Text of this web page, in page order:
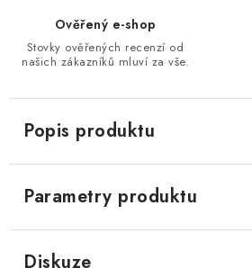
Ověřený e-shop
Stovky ověřených recenzí od
našich zákazníků mluví za vše.
Popis produktu
Parametry produktu
Diskuze